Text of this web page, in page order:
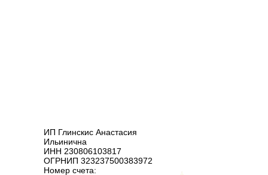
ИП Глинскис Анастасия
Ильинична
ИНН 230806103817
ОГРНИП 323237500383972
Номер счета: